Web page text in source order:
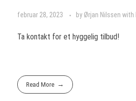
februar 28, 2023 by Ørjan Nilssen with
Ta kontakt for et hyggelig tilbud!
Read More